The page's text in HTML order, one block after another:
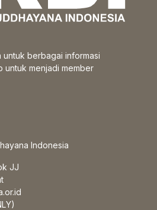
untuk berbagai informasi
untuk menjadi member
Indonesia
JJ